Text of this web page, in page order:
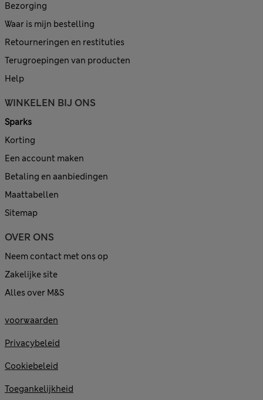
Bezorging
Waar is mijn bestelling
Retourneringen en restituties
Terugroepingen van producten
Help
WINKELEN BIJ ONS
Sparks
Korting
Een account maken
Betaling en aanbiedingen
Maattabellen
Sitemap
OVER ONS
Neem contact met ons op
Zakelijke site
Alles over M&S
voorwaarden
Privacybeleid
Cookiebeleid
Toegankelijkheid